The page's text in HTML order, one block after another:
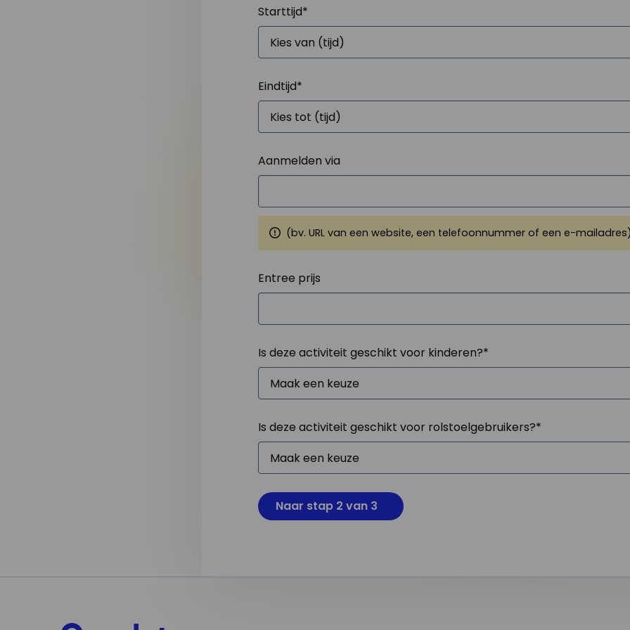
Starttijd*
Eindtijd*
Aanmelden via
(bv. URL van een website, een telefoonnummer of een e-
Entree prijs
Is deze activiteit geschikt voor kinderen?*
Is deze activiteit geschikt voor rolstoelgebruikers?*